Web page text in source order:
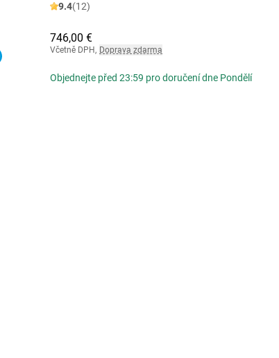
9.4(12)
746,00 €
Včetně DPH, Doprava zdarma
Objednejte před 23:59 pro doručení dne Pondělí